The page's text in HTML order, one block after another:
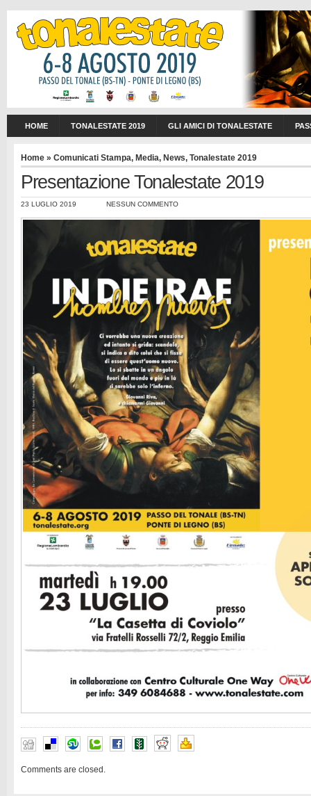
HOME TONALESTATE 2019 GLI AMICI DI TONALESTATE
Home » Comunicati Stampa, Media, News, Tonalestate 2019
Presentazione Tonalestate 2019
23 LUGLIO 2019 NESSUN COMMENTO
Comments are closed.